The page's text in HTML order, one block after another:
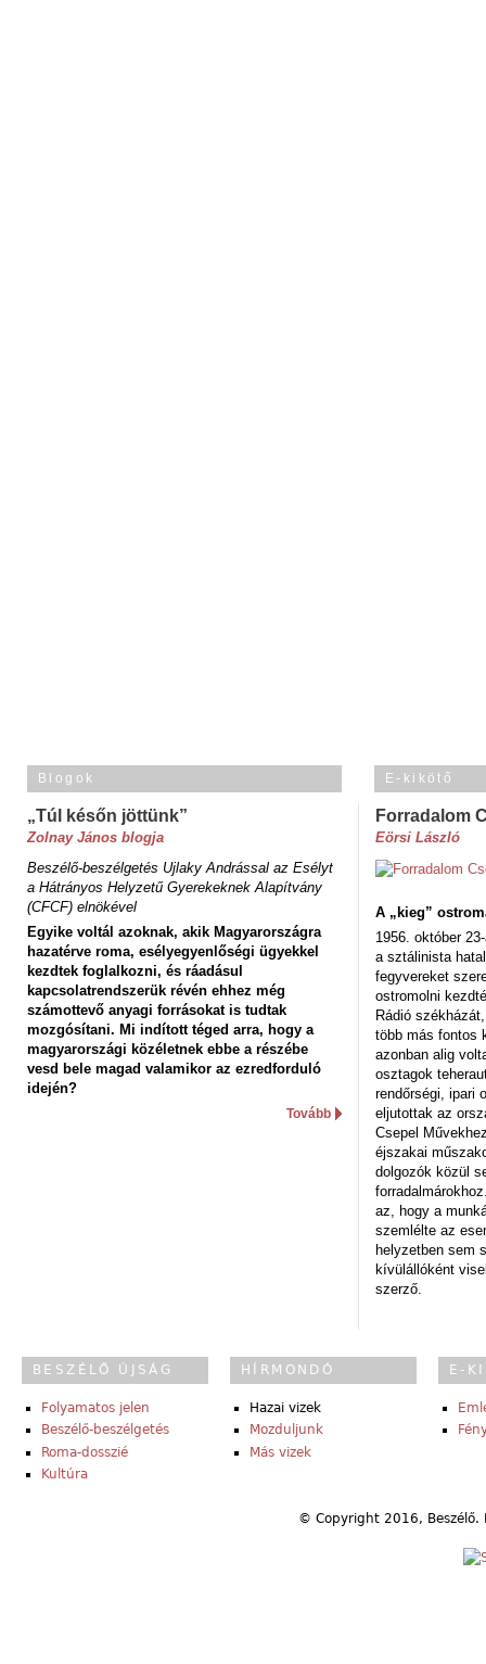
Blogok
„Túl későn jöttünk”
Zolnay János blogja
Beszélő-beszélgetés Ujlaky Andrással az Esélyt
a Hátrányos Helyzetű Gyerekeknek Alapítvány
(CFCF) elnökével
Egyike voltál azoknak, akik Magyarországra
hazatérve roma, esélyegyenlőségi ügyekkel
kezdtek foglalkozni, és ráadásul
kapcsolatrendszerük révén ehhez még
számottevő anyagi forrásokat is tudtak
mozgósítani. Mi indított téged arra, hogy a
magyarországi közéletnek ebbe a részébe
vesd bele magad valamikor az ezredforduló
idején?
Tovább
E-kikötő
Forradalom
Eörsi László
A „kieg”
1956. október
a sztálinista
fegyvereket
ostromolni
Rádió
több más fontos
azonban alig
osztagok
rendőrségi, ipari
eljutottak az
Csepel
éjszakai
dolgozók közül
az, hogy a
szemlélte az
helyzetben sem
kívülállóként
szerző.
BESZÉLŐ ÚJSÁG
Folyamatos jelen
Beszélő-beszélgetés
Roma-dosszié
Kultúra
HÍRMONDÓ
Hazai vizek
Mozduljunk
Más vizek
E-
© Copyright 2016,